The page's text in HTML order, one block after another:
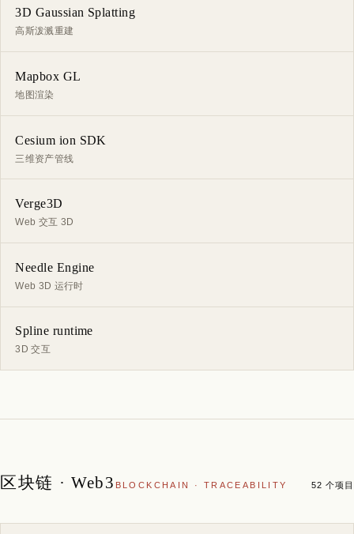
3D Gaussian Splatting
高斯泼溅重建
Mapbox GL
地图渲染
Cesium ion SDK
三维资产管线
Verge3D
Web 交互 3D
Needle Engine
Web 3D 运行时
Spline runtime
3D 交互
区块链 · Web3 BLOCKCHAIN · TRACEABILITY 52 个项目